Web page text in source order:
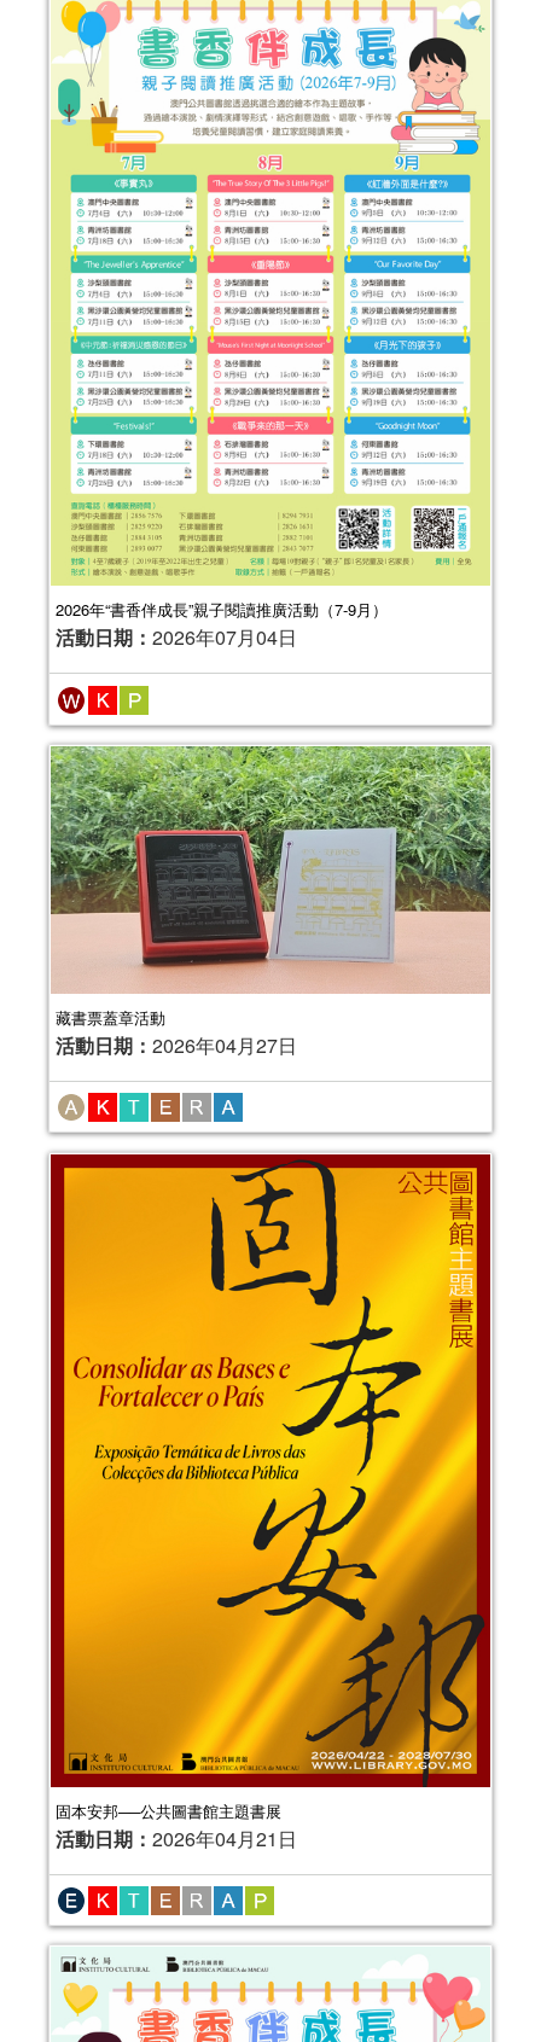
2026年“書香伴成長”親子閱讀推廣活動（7-9月）
活動日期： 2026年07月04日
藏書票蓋章活動
活動日期： 2026年04月27日
固本安邦──公共圖書館主題書展
活動日期： 2026年04月21日